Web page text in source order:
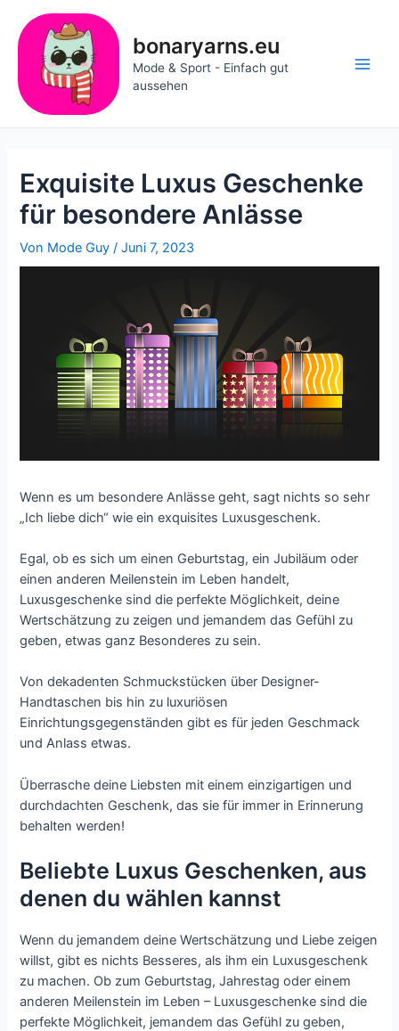
Inhalt
springen
bonaryarns.eu
Mode & Sport - Einfach gut
aussehen
Exquisite Luxus Geschenke
für besondere Anlässe
Von Mode Guy/Juni 7, 2023
Wenn es um besondere Anlässe geht, sagt nichts so sehr
„Ich liebe dich“ wie ein exquisites Luxusgeschenk.
Egal, ob es sich um einen Geburtstag, ein Jubiläum oder
einen anderen Meilenstein im Leben handelt,
Luxusgeschenke sind die perfekte Möglichkeit, deine
Wertschätzung zu zeigen und jemandem das Gefühl zu
geben, etwas ganz Besonderes zu sein.
Von dekadenten Schmuckstücken über Designer-
Handtaschen bis hin zu luxuriösen
Einrichtungsgegenständen gibt es für jeden Geschmack
und Anlass etwas.
Überrasche deine Liebsten mit einem einzigartigen und
durchdachten Geschenk, das sie für immer in Erinnerung
behalten werden!
Beliebte Luxus Geschenken, aus
denen du wählen kannst
Wenn du jemandem deine Wertschätzung und Liebe zeigen
willst, gibt es nichts Besseres, als ihm ein Luxusgeschenk
zu machen. Ob zum Geburtstag, Jahrestag oder einem
anderen Meilenstein im Leben – Luxusgeschenke sind die
perfekte Möglichkeit, jemandem das Gefühl zu geben,